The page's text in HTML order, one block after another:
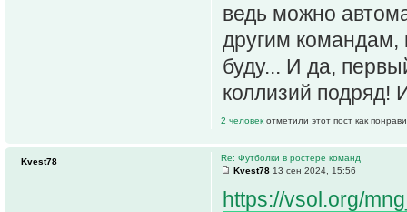
ведь можно
другим командам,
буду... И да,
коллизий подряд!
2 человек отметили этот пост как
Re: Футболки в ростере команд
Kvest78 13 сен 2024, 15:56
https://vsol.org/
Kvest78